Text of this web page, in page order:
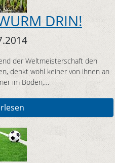
DRIN!
der Weltmeisterschaft den
denkt wohl keiner von ihnen an
im Boden,…